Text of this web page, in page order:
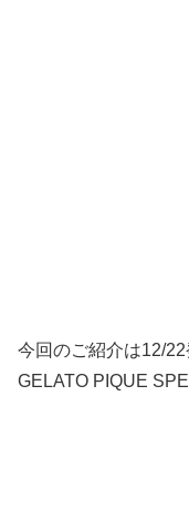
今回のご紹介は12/
GELATO PIQUE